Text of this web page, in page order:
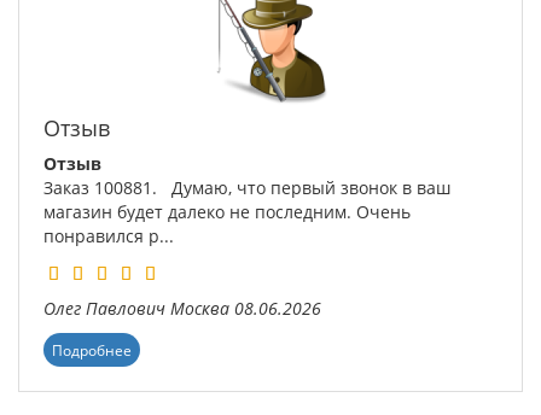
Отзыв
Отзыв
Заказ 100881. Думаю, что первый звонок в ваш
магазин будет далеко не последним. Очень
понравился р...
Олег Павлович Москва 08.06.2026
Подробнее